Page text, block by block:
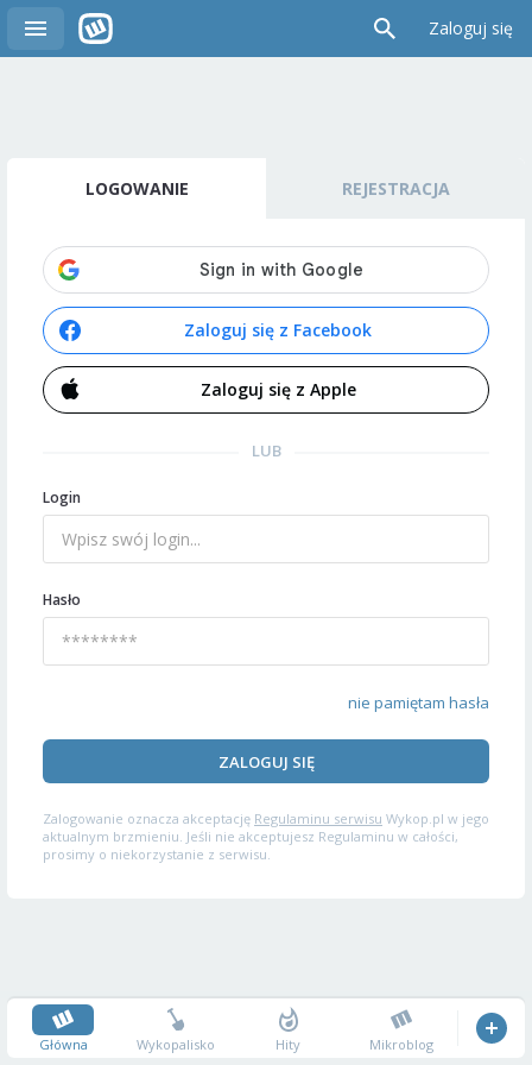
Zaloguj się
LOGOWANIE REJESTRACJA
Zaloguj się z Facebook
Zaloguj się z Apple
LUB
Login
Hasło
nie pamiętam hasła
ZALOGUJ SIĘ
Zalogowanie oznacza akceptację Regulaminu serwisu Wykop.pl w jego
aktualnym brzmieniu. Jeśli nie akceptujesz Regulaminu w całości,
prosimy o niekorzystanie z serwisu.
Główna Wykopalisko Hity Mikroblog